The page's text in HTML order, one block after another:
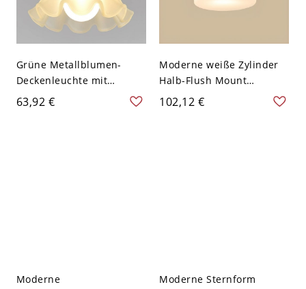
Grüne Metallblumen-
Deckenleuchte mit
halbem Anschluss und
mattiertem Glasschirm -
63,92 €
Moderne weiße Zylinder
Halb-Flush Mount
Deckenleuchte mit
mattem Glasschirm -
102,12 €
Moderne
Moderne Sternform